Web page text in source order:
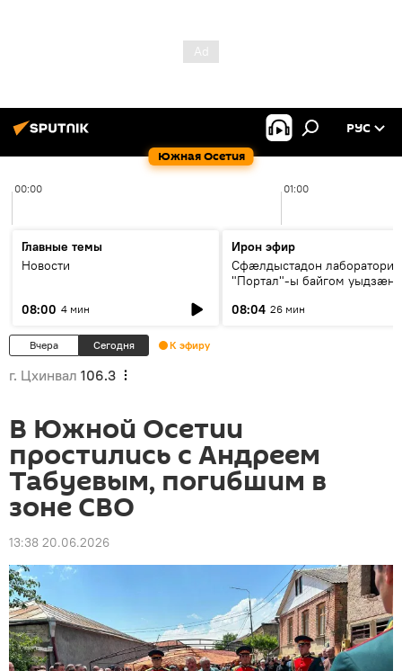
Южная Осетия
РУС
00:00 01:00
Главные темы
Новости
08:00 4 мин
Ирон эфир
Сфæлдыстадон лаборатори
"Портал"-ы байгом уыдзæн
Æхсары куыстыты равдыст
08:04 26 мин
Вчера Сегодня К эфиру
г. Цхинвал 106.3
В Южной Осетии
простились с Андреем
Табуевым, погибшим в
зоне СВО
13:38 20.06.2026